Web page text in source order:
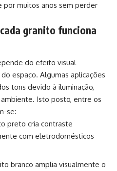
por muitos anos sem perder
granito funciona
do efeito visual
espaço. Algumas aplicações
tons devido à iluminação,
Isto posto, entre os
se:
preto cria contraste
com eletrodomésticos
branco amplia visualmente o